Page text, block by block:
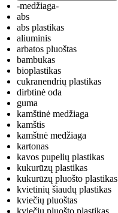
-medžiaga-
abs
abs plastikas
aliuminis
arbatos pluoštas
bambukas
bioplastikas
cukranendrių plastikas
dirbtinė oda
guma
kamštinė medžiaga
kamštis
kamštnė medžiaga
kartonas
kavos pupelių plastikas
kukurūzų plastikas
kukurūzų pluošto plastikas
kvietinių šiaudų plastikas
kviečių pluoštas
kviečių pluošto plastikas